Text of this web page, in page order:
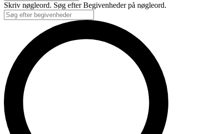
Skriv nøgleord. Søg efter Begivenheder på nøgleord.